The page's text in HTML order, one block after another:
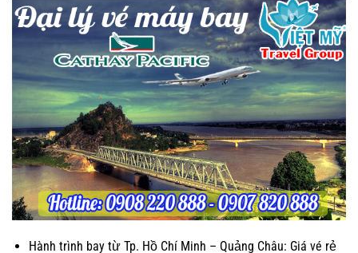
Hành trình bay từ Tp. Hồ Chí Minh – Quảng Châu: Giá vé rẻ